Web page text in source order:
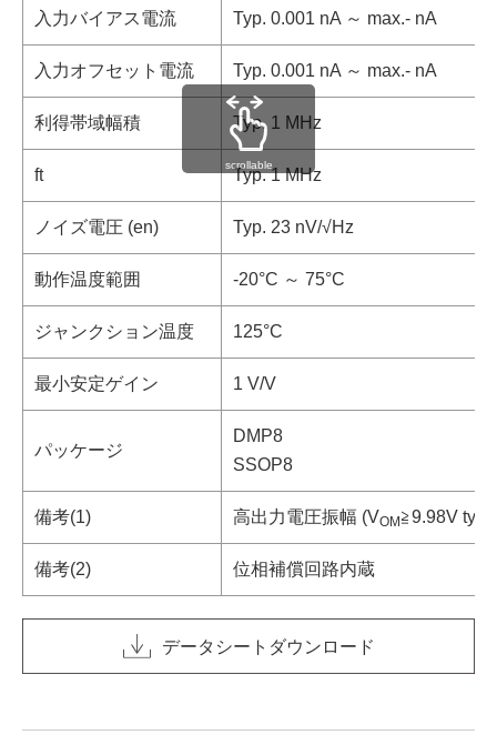
入力バイアス電流 Typ. 0.001 nA ～ max.- nA
入力オフセット電流 Typ. 0.001 nA ～ max.- nA
利得帯域幅積 Typ. 1 MHz
ft Typ. 1 MHz
ノイズ電圧 (en) Typ. 23 nV/√Hz
動作温度範囲 -20°C ～ 75°C
ジャンクション温度 125°C
最小安定ゲイン 1 V/V
パッケージ
DMP8
SSOP8
備考(1) 高出力電圧振幅 (VOM ≧9.98V typ
備考(2) 位相補償回路内蔵
scrollable
データシートダウンロード